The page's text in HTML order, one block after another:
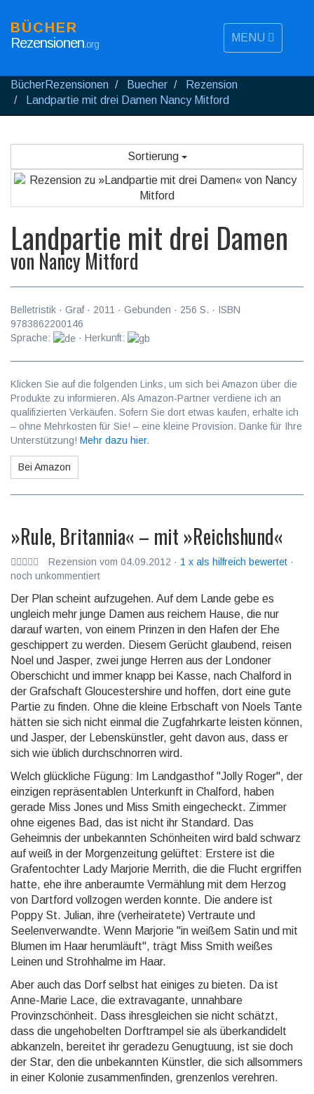
MENU
BÜCHER
Rezensionen.org
BücherRezensionen Buecher
Rezension
Landpartie mit drei Damen Nancy Mitford
Sortierung
Landpartie mit drei Damen
von Nancy Mitford
Belletristik · Graf· 2011 · Gebunden · 256 S. · ISBN
9783862200146
Sprache:
· Herkunft:
Klicken Sie auf die folgenden Links, um sich bei Amazon über die
Produkte zu informieren. Als Amazon-Partner verdiene ich an
qualifizierten Verkäufen. Sofern Sie dort etwas kaufen, erhalte ich
– ohne Mehrkosten für Sie! – eine kleine Provision. Danke für Ihre
Unterstützung! Mehr dazu hier.
Bei Amazon
»Rule, Britannia« – mit »Reichshund«
Rezension vom 04.09.2012 · 1 x als hilfreich bewertet ·
noch unkommentiert
Der Plan scheint aufzugehen. Auf dem Lande gebe es
ungleich mehr junge Damen aus reichem Hause, die nur
darauf warten, von einem Prinzen in den Hafen der Ehe
geschippert zu werden. Diesem Gerücht glaubend, reisen
Noel und Jasper, zwei junge Herren aus der Londoner
Oberschicht und immer knapp bei Kasse, nach Chalford in
der Grafschaft Gloucestershire und hoffen, dort eine gute
Partie zu finden. Ohne die kleine Erbschaft von Noels Tante
hätten sie sich nicht einmal die Zugfahrkarte leisten können,
und Jasper, der Lebenskünstler, geht davon aus, dass er
sich wie üblich durchschnorren wird.
Welch glückliche Fügung: Im Landgasthof "Jolly Roger", der
einzigen repräsentablen Unterkunft in Chalford, haben
gerade Miss Jones und Miss Smith eingecheckt. Zimmer
ohne eigenes Bad, das ist nicht ihr Standard. Das
Geheimnis der unbekannten Schönheiten wird bald schwarz
auf weiß in der Morgenzeitung gelüftet: Erstere ist die
Grafentochter Lady Marjorie Merrith, die die Flucht ergriffen
hatte, ehe ihre anberaumte Vermählung mit dem Herzog
von Dartford vollzogen werden konnte. Die andere ist
Poppy St. Julian, ihre (verheiratete) Vertraute und
Seelenverwandte. Wenn Marjorie "in weißem Satin und mit
Blumen im Haar herumläuft", trägt Miss Smith weißes
Leinen und Strohhalme im Haar.
Aber auch das Dorf selbst hat einiges zu bieten. Da ist
Anne-Marie Lace, die extravagante, unnahbare
Provinzschönheit. Dass ihresgleichen sie nicht schätzt,
dass die ungehobelten Dorftrampel sie als überkandidelt
abkanzeln, bereitet ihr geradezu Genugtuung, ist sie doch
der Star, den die unbekannten Künstler, die sich allsommers
in einer Kolonie zusammenfinden, grenzenlos verehren.